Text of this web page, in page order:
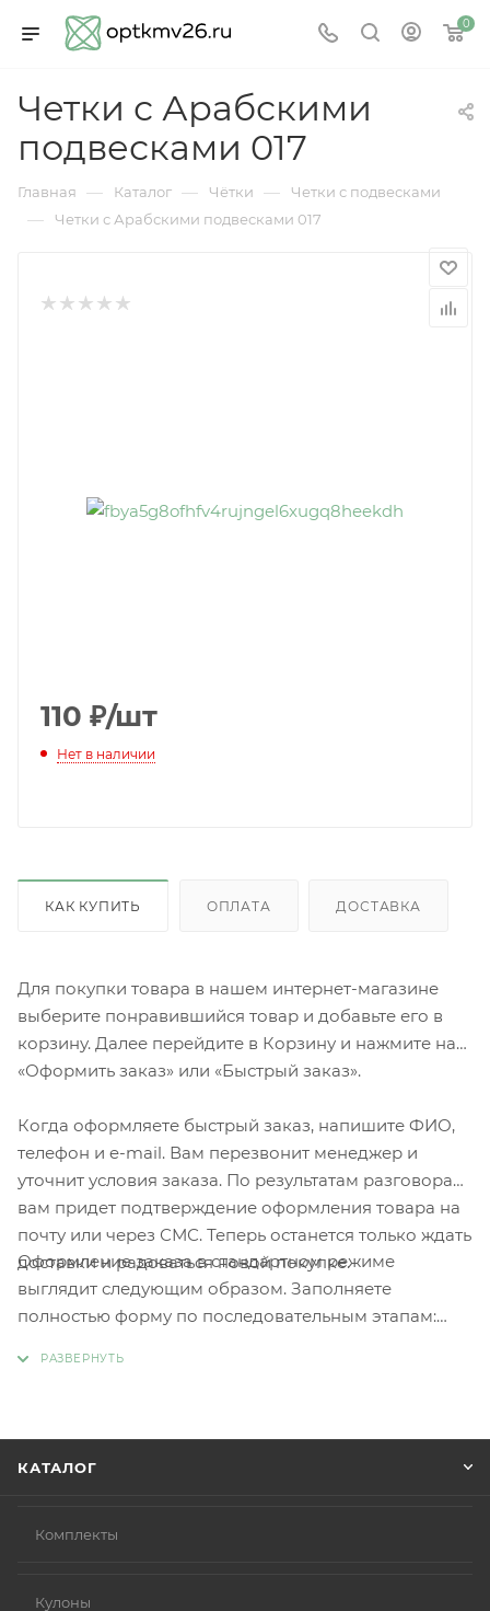
0
Четки с Арабскими
подвесками 017
Главная — Каталог — Чётки — Четки с подвесками
— Четки с Арабскими подвесками 017
110 ₽/шт
Нет в наличии
КАК КУПИТЬ ОПЛАТА ДОСТАВКА
Для покупки товара в нашем интернет-магазине
выберите понравившийся товар и добавьте его в
корзину. Далее перейдите в Корзину и нажмите на
«Оформить заказ» или «Быстрый заказ».
Когда оформляете быстрый заказ, напишите ФИО,
телефон и e-mail. Вам перезвонит менеджер и
уточнит условия заказа. По результатам разговора
вам придет подтверждение оформления товара на
почту или через СМС. Теперь останется только ждать
доставки и радоваться новой покупке.
Оформление заказа в стандартном режиме
выглядит следующим образом. Заполняете
полностью форму по последовательным этапам:
КАТАЛОГ
Комплекты
Кулоны